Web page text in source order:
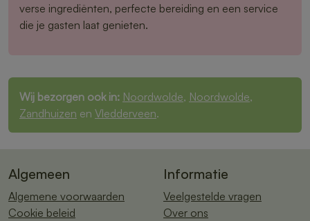
verse ingrediënten, perfecte bereiding en een service
die je gasten laat genieten.
Wij bezorgen ook in: Noordwolde, Noordwolde,
Zandhuizen en Vledderveen.
Algemeen
Algemene voorwaarden
Cookie beleid
Informatie
Veelgestelde vragen
Over ons